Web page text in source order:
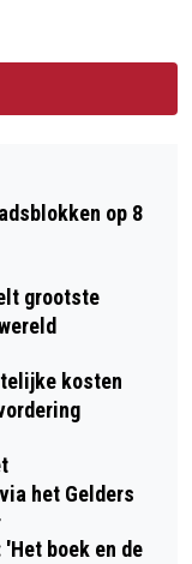
op 8
grootste
kosten
het Gelders
boek en de